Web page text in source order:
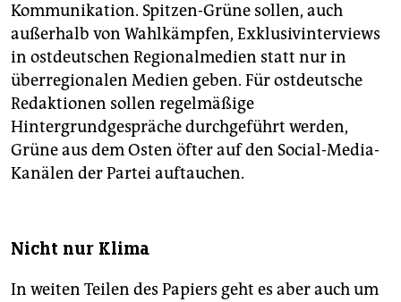
Kommunikation. Spitzen-Grüne sollen, auch
außerhalb von Wahlkämpfen, Exklusivinterviews
in ostdeutschen Regionalmedien statt nur in
überregionalen Medien geben. Für ostdeutsche
Redaktionen sollen regelmäßige
Hintergrundgespräche durchgeführt werden,
Grüne aus dem Osten öfter auf den Social-Media-
Kanälen der Partei auftauchen.
Nicht nur Klima
In weiten Teilen des Papiers geht es aber auch um